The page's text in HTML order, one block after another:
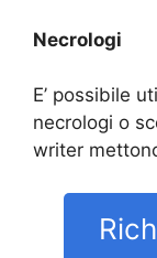
Necrologi
E’ possibile
necrologi o
writer